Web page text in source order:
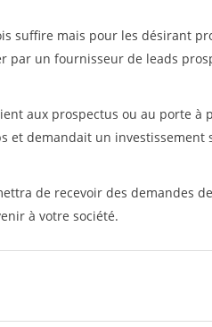
suffire mais pour les désirant
par un fournisseur de leads
aux prospectus ou au porte à
et demandait un investissement
de recevoir des demandes
à votre société.